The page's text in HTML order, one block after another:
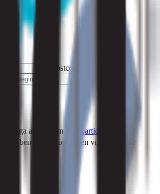
Postcode
Ik ga akkoord met de
particuliere
Ik ben een particulier en vraag dit voor